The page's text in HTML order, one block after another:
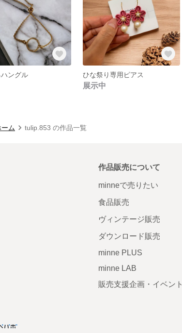
ングル ひな祭り専用ピアス
展示中
ム tulip.853 の作品一覧
作品販売について
minneで売りたい
食品販売
ヴィンテージ販売
ダウンロード販売
minne PLUS
minne LAB
販売支援企画・イベント